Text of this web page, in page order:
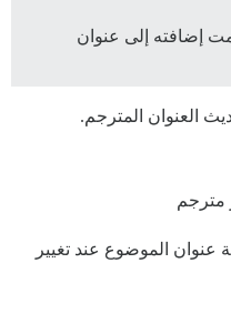
إضافته إلى عنوان
العنوان المترجم.
مترجم
الموضوع عند تغيير